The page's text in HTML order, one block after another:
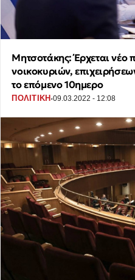
Μητσοτάκης: Έρχεται νέο
νοικοκυριών,
το επόμενο 10ημερο
ΠΟΛΙΤΙΚΗ ·09.03.2022 - 12:08